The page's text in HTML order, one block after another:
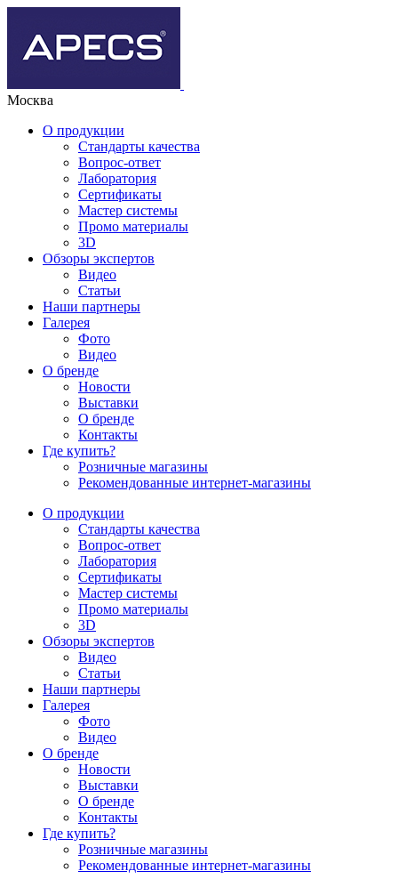
Москва
О продукции
Стандарты качества
Вопрос-ответ
Лаборатория
Сертификаты
Мастер системы
Промо материалы
3D
Обзоры экспертов
Видео
Статьи
Наши партнеры
Галерея
Фото
Видео
О бренде
Новости
Выставки
О бренде
Контакты
Где купить?
Розничные магазины
Рекомендованные интернет-магазины
О продукции
Стандарты качества
Вопрос-ответ
Лаборатория
Сертификаты
Мастер системы
Промо материалы
3D
Обзоры экспертов
Видео
Статьи
Наши партнеры
Галерея
Фото
Видео
О бренде
Новости
Выставки
О бренде
Контакты
Где купить?
Розничные магазины
Рекомендованные интернет-магазины